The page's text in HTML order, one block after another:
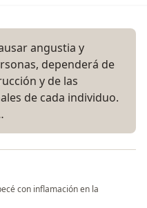
angustia y
dependerá de
y de las
de cada individuo.
con inflamación en la